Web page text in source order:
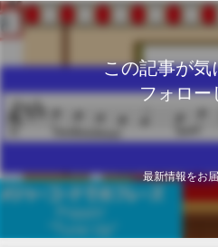
この記事が気
フォロー
最新情報をお